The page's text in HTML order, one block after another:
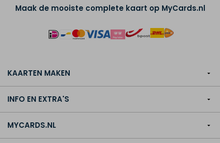
Maak de mooiste complete kaart op MyCards.nl
KAARTEN MAKEN
INFO EN EXTRA'S
MYCARDS.NL